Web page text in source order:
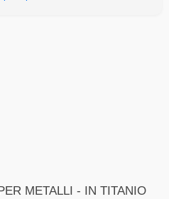
METALLI - IN TITANIO